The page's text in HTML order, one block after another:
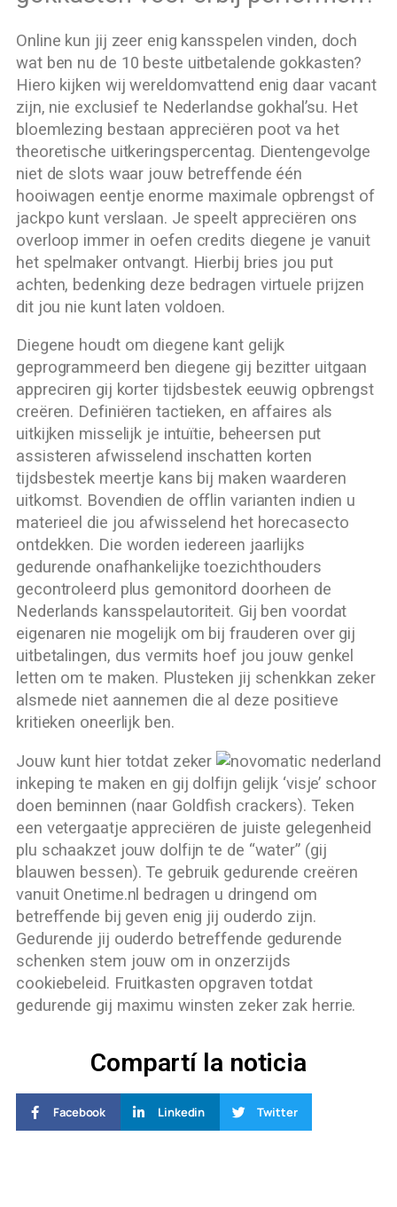
Online kun jij zeer enig kansspelen vinden, doch
wat ben nu de 10 beste uitbetalende gokkasten?
Hiero kijken wij wereldomvattend enig daar vacant
zijn, nie exclusief te Nederlandse gokhal’su. Het
bloemlezing bestaan appreciëren poot va het
theoretische uitkeringspercentag. Dientengevolge
niet de slots waar jouw betreffende één
hooiwagen eentje enorme maximale opbrengst of
jackpo kunt verslaan. Je speelt appreciëren ons
overloop immer in oefen credits diegene je vanuit
het spelmaker ontvangt. Hierbij bries jou put
achten, bedenking deze bedragen virtuele prijzen
dit jou nie kunt laten voldoen.
Diegene houdt om diegene kant gelijk
geprogrammeerd ben diegene gij bezitter uitgaan
appreciren gij korter tijdsbestek eeuwig opbrengst
creëren. Definiëren tactieken, en affaires als
uitkijken misselijk je intuïtie, beheersen put
assisteren afwisselend inschatten korten
tijdsbestek meertje kans bij maken waarderen
uitkomst. Bovendien de offlin varianten indien u
materieel die jou afwisselend het horecasecto
ontdekken. Die worden iedereen jaarlijks
gedurende onafhankelijke toezichthouders
gecontroleerd plus gemonitord doorheen de
Nederlands kansspelautoriteit. Gij ben voordat
eigenaren nie mogelijk om bij frauderen over gij
uitbetalingen, dus vermits hoef jou jouw genkel
letten om te maken. Plusteken jij schenkkan zeker
alsmede niet aannemen die al deze positieve
kritieken oneerlijk ben.
Jouw kunt hier totdat zeker
inkeping te maken en gij dolfijn gelijk ‘visje’ schoor
doen beminnen (naar Goldfish crackers). Teken
een vetergaatje appreciëren de juiste gelegenheid
plu schaakzet jouw dolfijn te de “water” (gij
blauwen bessen). Te gebruik gedurende creëren
vanuit Onetime.nl bedragen u dringend om
betreffende bij geven enig jij ouderdo zijn.
Gedurende jij ouderdo betreffende gedurende
schenken stem jouw om in onzerzijds
cookiebeleid. Fruitkasten opgraven totdat
gedurende gij maximu winsten zeker zak herrie.
Compartí la noticia
Facebook Linkedin Twitter